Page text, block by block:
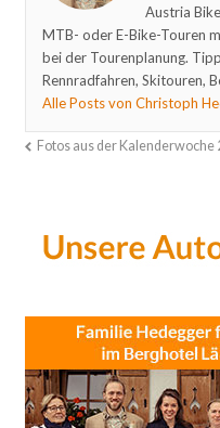
Austria
MTB- oder E-Bike-Touren
bei der Tourenplanung.
Rennradfahren, Skitouren,
Alle Posts von Christoph
Fotos aus der Kalenderwoche